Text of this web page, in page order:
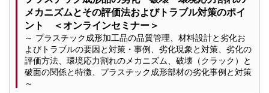
メカニズムとその評価法およびトラブル対策のポイ
ント ＜オンラインセミナー＞
～ プラスチック成形加工品の品質管理、材料設計と劣化お
よびトラブルの要因と対策・事例、劣化現象と対策、劣化の
評価方法、環境応力割れのメカニズム、破壊（クラック）と
破面の関係と特徴、プラスチック成形部材の劣化事例と対策
～